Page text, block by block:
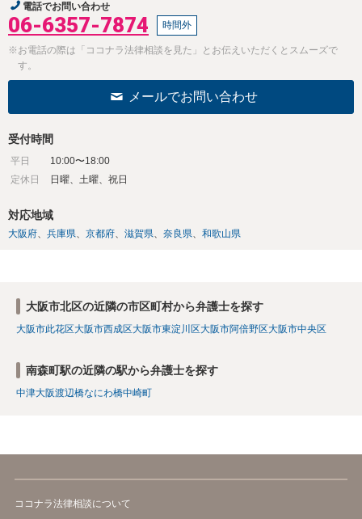
電話でお問い合わせ
06-6357-7874 時間外
※お電話の際は「ココナラ法律相談を見た」とお伝えいただくとスムーズで
す。
メールでお問い合わせ
受付時間
平日
10:00〜18:00
定休日
日曜、土曜、祝日
対応地域
大阪府 兵庫県 京都府 滋賀県 奈良県 和歌山県
大阪市北区の近隣の市区町村から弁護士を探す
大阪市此花区大阪市西成区大阪市東淀川区大阪市阿倍野区大阪市中央区
南森町駅の近隣の駅から弁護士を探す
中津大阪渡辺橋なにわ橋中崎町
ココナラ法律相談について